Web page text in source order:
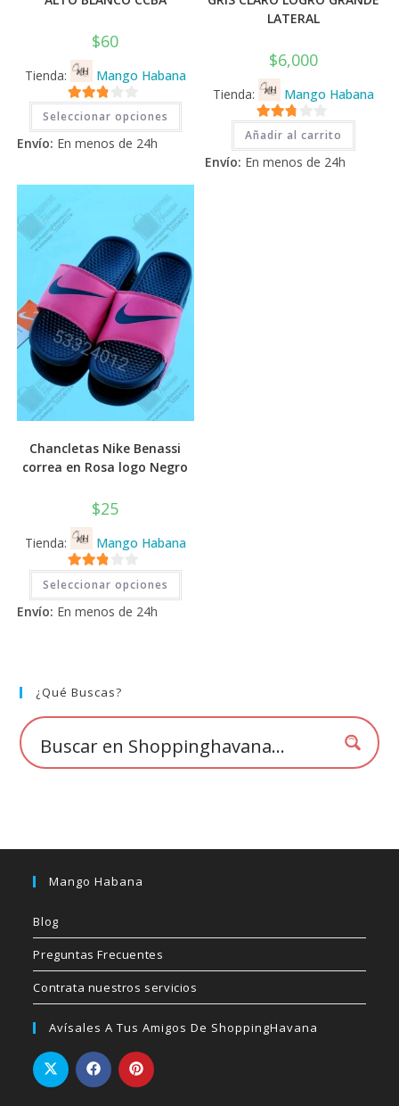
$60
Tienda: Mango Habana
2.71
de 5
Seleccionar opciones
Este
producto
tiene
variantes.
opciones
pueden
elegir
página
de
producto
Envío: En menos de 24h
LATERAL
$6,000
Tienda: Mango Habana
2.71
de 5
Añadir al carrito
Envío: En menos de 24h
Chancletas Nike Benassi
correa en Rosa logo Negro
$25
Tienda: Mango Habana
2.71
de 5
Seleccionar opciones
Este
tiene
la
de
producto
Envío: En menos de 24h
¿Qué Buscas?
Mango Habana
Blog
Preguntas Frecuentes
Contrata nuestros servicios
Avísales A Tus Amigos De ShoppingHavana